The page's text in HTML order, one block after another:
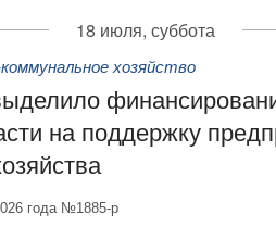
18 июля, суббота
хозяйство
на поддержку
года №1885-р